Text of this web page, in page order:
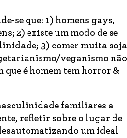
se que: 1) homens gays,
2) existe um modo de se
3) comer muita soja
veganismo não
que é homem tem horror &
familiares a
refletir sobre o lugar de
um ideal